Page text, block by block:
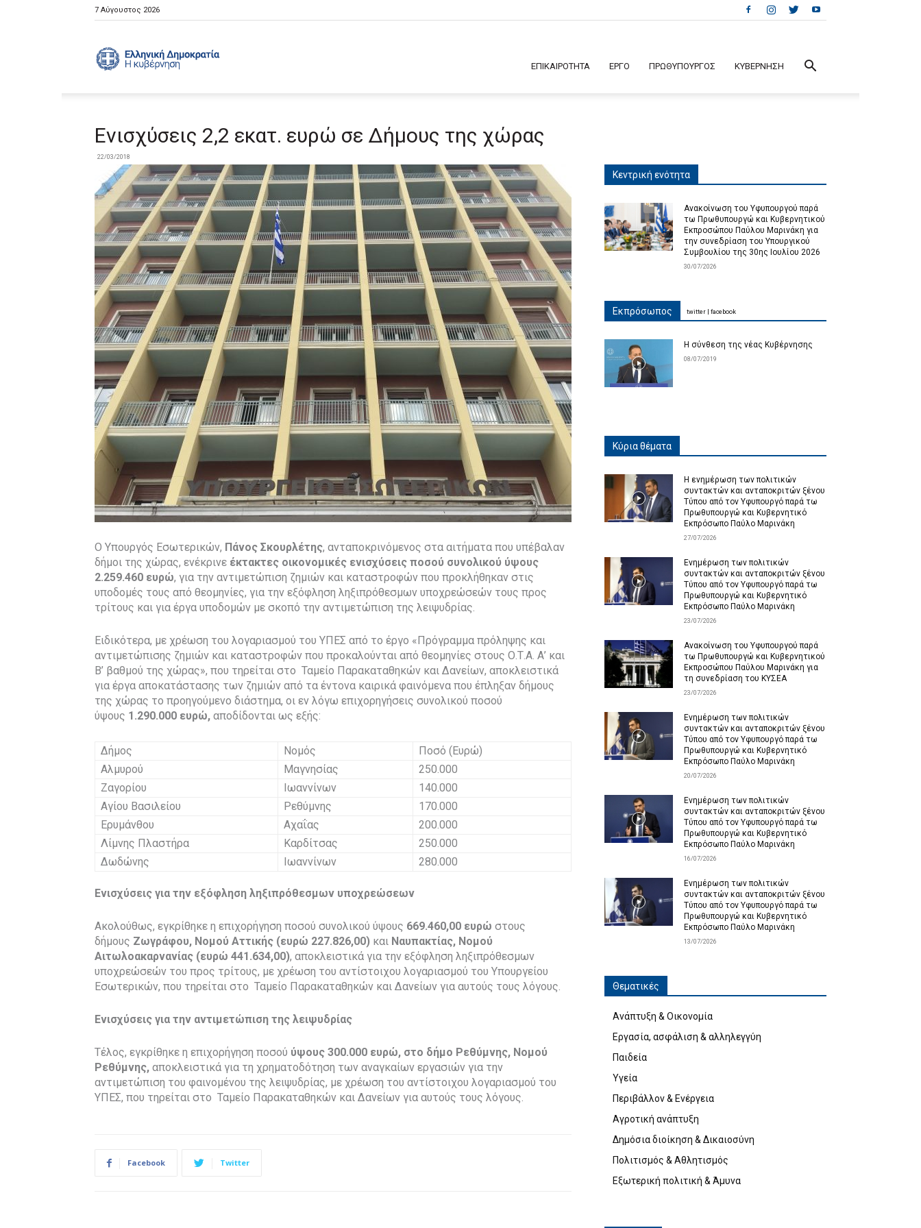
7 Αύγουστος 2026
Κυβέρνηση
ΕΠΙΚΑΙΡΟΤΗΤΑ ΕΡΓΟ ΠΡΩΘΥΠΟΥΡΓΟΣ ΚΥΒΕΡΝΗΣΗ
Ενισχύσεις 2,2 εκατ. ευρώ σε Δήμους της χώρας
22/03/2018
Ο Υπουργός Εσωτερικών, Πάνος Σκουρλέτης, ανταποκρινόμενος στα αιτήματα που υπέβαλαν
δήμοι της χώρας, ενέκρινε έκτακτες οικονομικές ενισχύσεις ποσού συνολικού ύψους
2.259.460 ευρώ, για την αντιμετώπιση ζημιών και καταστροφών που προκλήθηκαν στις
υποδομές τους από θεομηνίες, για την εξόφληση ληξιπρόθεσμων υποχρεώσεών τους προς
τρίτους και για έργα υποδομών με σκοπό την αντιμετώπιση της λειψυδρίας.
Ειδικότερα, με χρέωση του λογαριασμού του ΥΠΕΣ από το έργο «Πρόγραμμα πρόληψης και
αντιμετώπισης ζημιών και καταστροφών που προκαλούνται από θεομηνίες στους Ο.Τ.Α. Α’ και
Β’ βαθμού της χώρας», που τηρείται στο Ταμείο Παρακαταθηκών και Δανείων, αποκλειστικά
για έργα αποκατάστασης των ζημιών από τα έντονα καιρικά φαινόμενα που έπληξαν δήμους
της χώρας το προηγούμενο διάστημα, οι εν λόγω επιχορηγήσεις συνολικού ποσού
ύψους 1.290.000 ευρώ, αποδίδονται ως εξής:
Δήμος Νομός
Ποσό (Ευρώ)
Αλμυρού
Μαγνησίας
250.000
Ζαγορίου
Ιωαννίνων
140.000
Αγίου Βασιλείου
Ρεθύμνης
170.000
Ερυμάνθου
Αχαΐας
200.000
Λίμνης Πλαστήρα
Καρδίτσας
250.000
Δωδώνης
Ιωαννίνων 280.000
Ενισχύσεις για την εξόφληση ληξιπρόθεσμων υποχρεώσεων
Ακολούθως, εγκρίθηκε η επιχορήγηση ποσού συνολικού ύψους 669.460,00 ευρώ στους
δήμους Ζωγράφου, Νομού Αττικής (ευρώ 227.826,00) και Ναυπακτίας, Νομού
Αιτωλοακαρνανίας (ευρώ 441.634,00), αποκλειστικά για την εξόφληση ληξιπρόθεσμων
υποχρεώσεών του προς τρίτους, με χρέωση του αντίστοιχου λογαριασμού του Υπουργείου
Εσωτερικών, που τηρείται στο Ταμείο Παρακαταθηκών και Δανείων για αυτούς τους λόγους.
Ενισχύσεις για την αντιμετώπιση της λειψυδρίας
Τέλος, εγκρίθηκε η επιχορήγηση ποσού ύψους 300.000 ευρώ, στο δήμο Ρεθύμνης, Νομού
Ρεθύμνης, αποκλειστικά για τη χρηματοδότηση των αναγκαίων εργασιών για την
αντιμετώπιση του φαινομένου της λειψυδρίας, με χρέωση του αντίστοιχου λογαριασμού του
ΥΠΕΣ, που τηρείται στο Ταμείο Παρακαταθηκών και Δανείων για αυτούς τους λόγους.
Facebook Twitter
Κεντρική ενότητα
Ανακοίνωση του Υφυπουργού παρά
τω Πρωθυπουργώ και Κυβερνητικού
Εκπροσώπου Παύλου Μαρινάκη για
την συνεδρίαση του Υπουργικού
Συμβουλίου της 30ης Ιουλίου 2026
30/07/2026
Εκπρόσωπος
Η σύνθεση της νέας Κυβέρνησης
08/07/2019
twitter facebook
Κύρια θέματα
Η ενημέρωση των πολιτικών
συντακτών και ανταποκριτών ξένου
Τύπου από τον Υφυπουργό παρά τω
Πρωθυπουργώ και Κυβερνητικό
Εκπρόσωπο Παύλο Μαρινάκη
27/07/2026
Ενημέρωση των πολιτικών
συντακτών και ανταποκριτών ξένου
Τύπου από τον Υφυπουργό παρά τω
Πρωθυπουργώ και Κυβερνητικό
Εκπρόσωπο Παύλο Μαρινάκη
23/07/2026
Ανακοίνωση του Υφυπουργού παρά
τω Πρωθυπουργώ και Κυβερνητικού
Εκπροσώπου Παύλου Μαρινάκη για
τη συνεδρίαση του ΚΥΣΕΑ
23/07/2026
Ενημέρωση των πολιτικών
συντακτών και ανταποκριτών ξένου
Τύπου από τον Υφυπουργό παρά τω
Πρωθυπουργώ και Κυβερνητικό
Εκπρόσωπο Παύλο Μαρινάκη
20/07/2026
Ενημέρωση των πολιτικών
συντακτών και ανταποκριτών ξένου
Τύπου από τον Υφυπουργό παρά τω
Πρωθυπουργώ και Κυβερνητικό
Εκπρόσωπο Παύλο Μαρινάκη
16/07/2026
Ενημέρωση των πολιτικών
συντακτών και ανταποκριτών ξένου
Τύπου από τον Υφυπουργό παρά τω
Πρωθυπουργώ και Κυβερνητικό
Εκπρόσωπο Παύλο Μαρινάκη
13/07/2026
Θεματικές
Ανάπτυξη & Οικονομία
Εργασία, ασφάλιση & αλληλεγγύη
Παιδεία
Υγεία
Περιβάλλον & Ενέργεια
Αγροτική ανάπτυξη
Δημόσια διοίκηση & Δικαιοσύνη
Πολιτισμός & Αθλητισμός
Εξωτερική πολιτική & Άμυνα